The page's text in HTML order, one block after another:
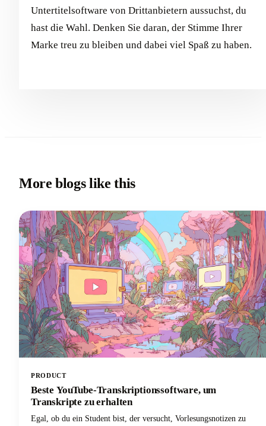
Untertitelsoftware von Drittanbietern aussuchst, du
hast die Wahl. Denken Sie daran, der Stimme Ihrer
Marke treu zu bleiben und dabei viel Spaß zu haben.
More blogs like this
PRODUCT
Beste YouTube-Transkriptionssoftware, um
Transkripte zu erhalten
Egal, ob du ein Student bist, der versucht, Vorlesungsnotizen zu